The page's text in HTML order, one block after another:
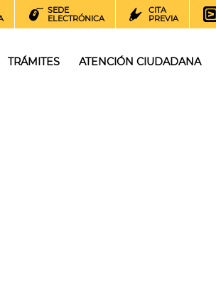
SEDE
ELECTRÓNICA
CITA
PREVIA
TRÁMITES ATENCIÓN CIUDADANA